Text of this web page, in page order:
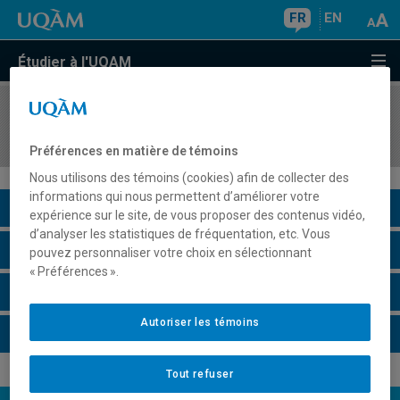
FR EN
Étudier à l'UQAM
COURS//
Description du cours
Horaire - Été 2026
Préférences en matière de témoins
Nous utilisons des témoins (cookies) afin de collecter des
informations qui nous permettent d’améliorer votre
expérience sur le site, de vous proposer des contenus vidéo,
d’analyser les statistiques de fréquentation, etc. Vous
pouvez personnaliser votre choix en sélectionnant
« Préférences ».
Tout refuser
Autoriser les témoins